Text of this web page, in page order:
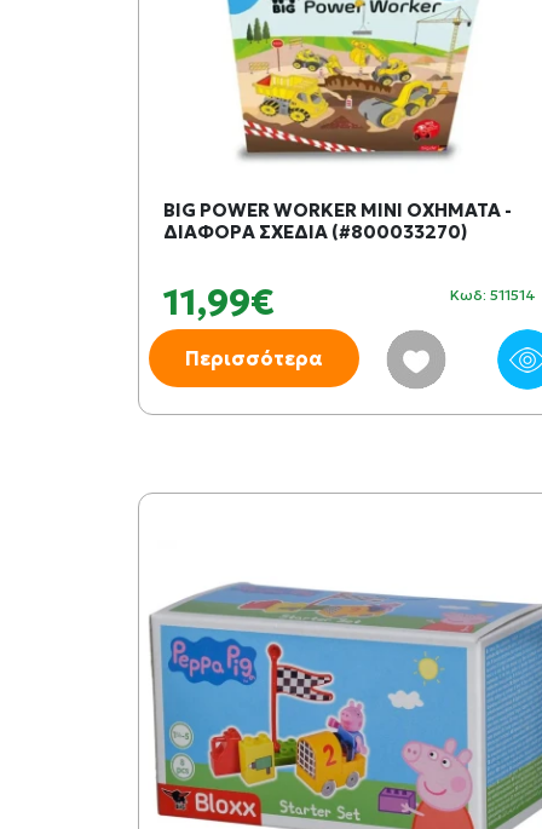
BIG POWER WORKER ΜΙΝΙ ΟΧΗΜΑΤΑ -
ΔΙΑΦΟΡΑ ΣΧΕΔΙΑ (#800033270)
11,99€ Κωδ: 511514
Περισσότερα